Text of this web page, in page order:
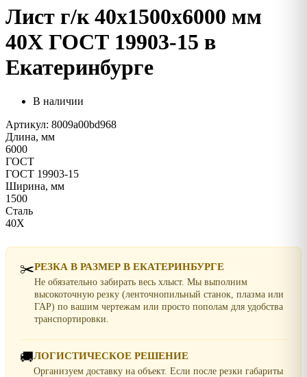
Лист г/к 40х1500х6000 мм
40Х ГОСТ 19903-15 в
Екатеринбурге
В наличии
Артикул: 8009a00bd968
Длина, мм
6000
ГОСТ
ГОСТ 19903-15
Ширина, мм
1500
Сталь
40Х
✂️РЕЗКА В РАЗМЕР В ЕКАТЕРИНБУРГЕ
Не обязательно забирать весь хлыст. Мы выполним
высокоточную резку (ленточнопильный станок, плазма или
ГАР) по вашим чертежам или просто пополам для удобства
транспортировки.
🚚ЛОГИСТИЧЕСКОЕ РЕШЕНИЕ
Организуем доставку на объект. Если после резки габариты